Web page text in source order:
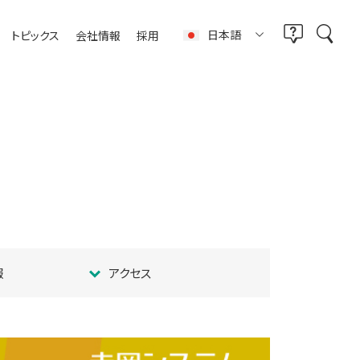
トピックス 会社情報 採用 日本語
アクセス